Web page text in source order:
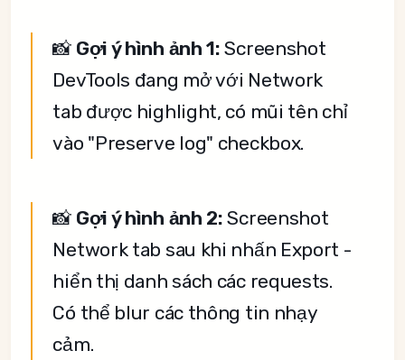
📸 Gợi ý hình ảnh 1: Screenshot
DevTools đang mở với Network
tab được highlight, có mũi tên chỉ
vào "Preserve log" checkbox.
📸 Gợi ý hình ảnh 2: Screenshot
Network tab sau khi nhấn Export -
hiển thị danh sách các requests.
Có thể blur các thông tin nhạy
cảm.